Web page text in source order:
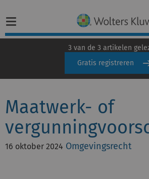
Home
Vakgebieden
Actueel
3 van de 3 artikelen
Gratis registreren
Maatwerk- of
16 oktober 2024 Omgevingsrecht